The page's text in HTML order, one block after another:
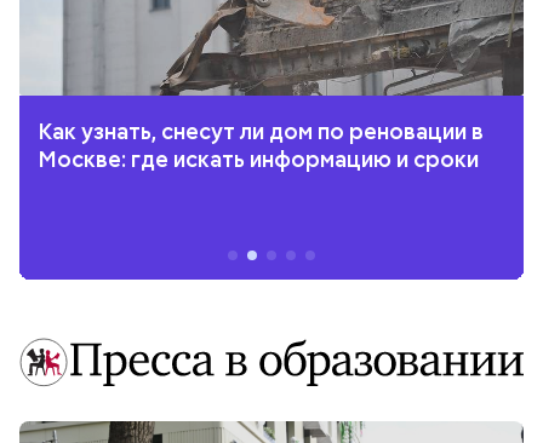
Как узнать, снесут ли дом по реновации в
Москве: где искать информацию и сроки